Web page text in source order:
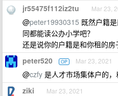
jr55475f112iz2tu Mar 23,
@peter19930315 既然户籍
同都能读公办小学吧？
还是说你的户籍是和你租的房
peter520 OP Mar 23, 2021
@czfy 是人才市场集体户的
ziki Mar 23, 2021